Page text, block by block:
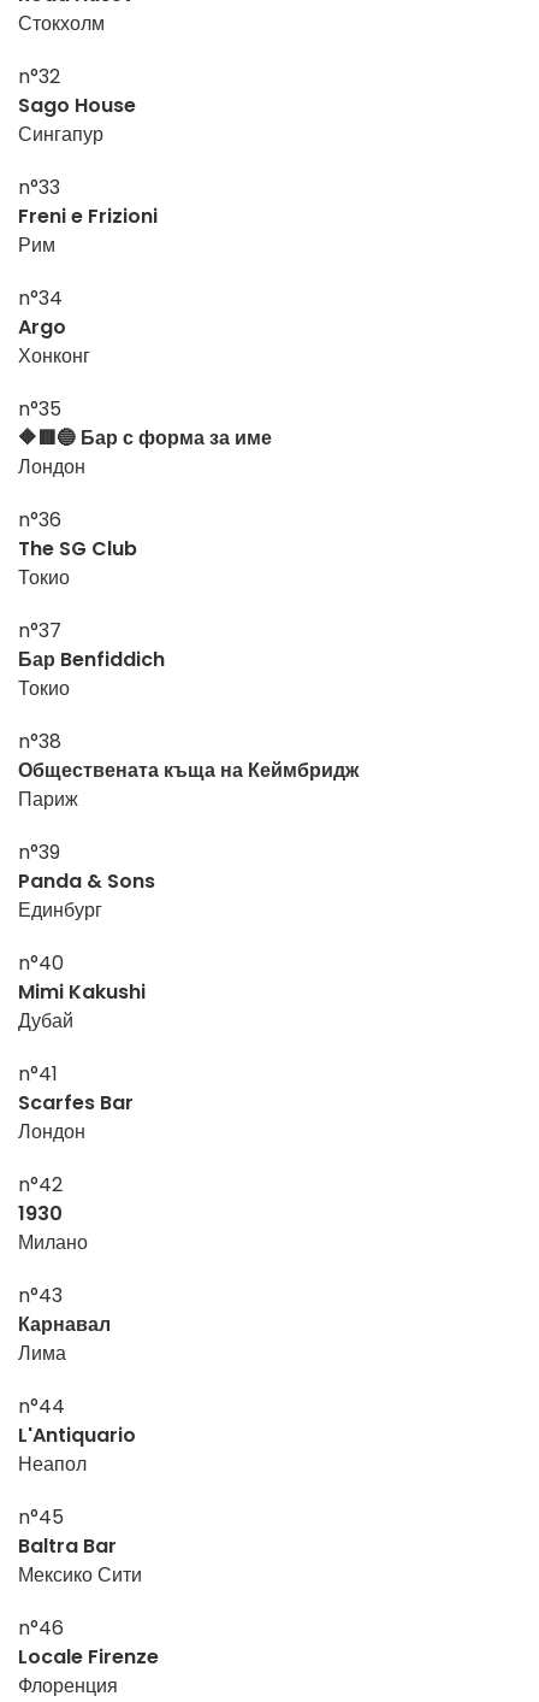
Стокхолм
n°32
Sago House
Сингапур
n°33
Freni e Frizioni
Рим
n°34
Argo
Хонконг
n°35
🔶🟥🔵 Бар с форма за име
Лондон
n°36
The SG Club
Токио
n°37
Бар Benfiddich
Токио
n°38
Обществената къща на Кеймбридж
Париж
n°39
Panda & Sons
Единбург
n°40
Mimi Kakushi
Дубай
n°41
Scarfes Bar
Лондон
n°42
1930
Милано
n°43
Карнавал
Лима
n°44
L'Antiquario
Неапол
n°45
Baltra Bar
Мексико Сити
n°46
Locale Firenze
Флоренция